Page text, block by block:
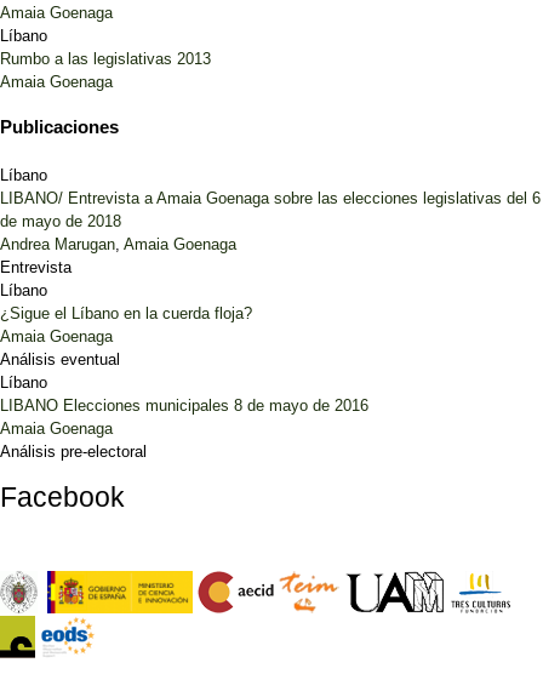
Amaia Goenaga
Líbano
Rumbo a las legislativas 2013
Amaia Goenaga
Publicaciones
Líbano
LIBANO/ Entrevista a Amaia Goenaga sobre las elecciones legislativas del 6
de mayo de 2018
Andrea Marugan Amaia Goenaga
Entrevista
Líbano
¿Sigue el Líbano en la cuerda floja?
Amaia Goenaga
Análisis eventual
Líbano
LIBANO Elecciones municipales 8 de mayo de 2016
Amaia Goenaga
Análisis pre-electoral
Facebook